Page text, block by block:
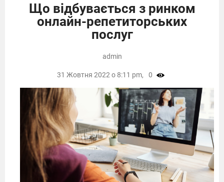
Що відбувається з ринком
онлайн-репетиторських
послуг
admin
31 Жовтня 2022 о 8:11 pm, 0